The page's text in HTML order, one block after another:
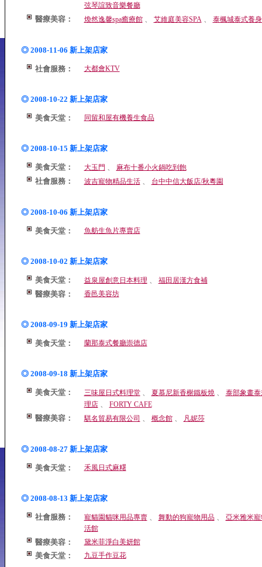
弦琴誼致音樂餐廳
醫療美容： 煥然逸馨spa癒療館、 艾維庭美容SPA、 泰楓城泰式養
◎ 2008-11-06 新上架店家
社會服務： 大都會KTV
◎ 2008-10-22 新上架店家
美食天堂： 同留和屋有機養生食品
◎ 2008-10-15 新上架店家
美食天堂： 大玉門 、 麻布十番小火鍋吃到飽
社會服務： 波吉寵物精品生活、 台中中信大飯店/秋粵園
◎ 2008-10-06 新上架店家
美食天堂： 魚舫生魚片專賣店
◎ 2008-10-02 新上架店家
美食天堂： 益泉屋創意日本料理 、 福田居漢方食補
醫療美容： 香邑美容坊
◎ 2008-09-19 新上架店家
美食天堂： 蘭那泰式餐廳崇德店
◎ 2008-09-18 新上架店家
美食天堂： 三味屋日式料理堂、 夏慕尼新香榭鐵板燒、 泰部象畫
理店、 FORTY CAFE
醫療美容： 騏名貿易有限公司 、 概念館、 凡妮莎
◎ 2008-08-27 新上架店家
美食天堂： 禾風日式麻糬
◎ 2008-08-13 新上架店家
社會服務： 寵貓園貓咪用品專賣、 舞動的狗寵物用品、 亞米雅米
活館
醫療美容： 黛米菲淨白美妍館
美食天堂： 九豆手作豆花